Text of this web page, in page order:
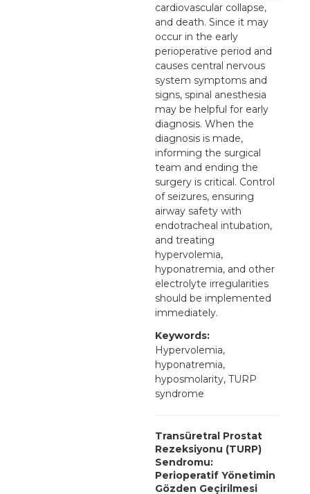
cardiovascular collapse,
and death. Since it may
occur in the early
perioperative period and
causes central nervous
system symptoms and
signs, spinal anesthesia
may be helpful for early
diagnosis. When the
diagnosis is made,
informing the surgical
team and ending the
surgery is critical. Control
of seizures, ensuring
airway safety with
endotracheal intubation,
and treating
hypervolemia,
hyponatremia, and other
electrolyte irregularities
should be implemented
immediately.
Keywords:
Hypervolemia,
hyponatremia,
hyposmolarity, TURP
syndrome
Transüretral Prostat
Rezeksiyonu (TURP)
Sendromu:
Perioperatif Yönetimin
Gözden Geçirilmesi